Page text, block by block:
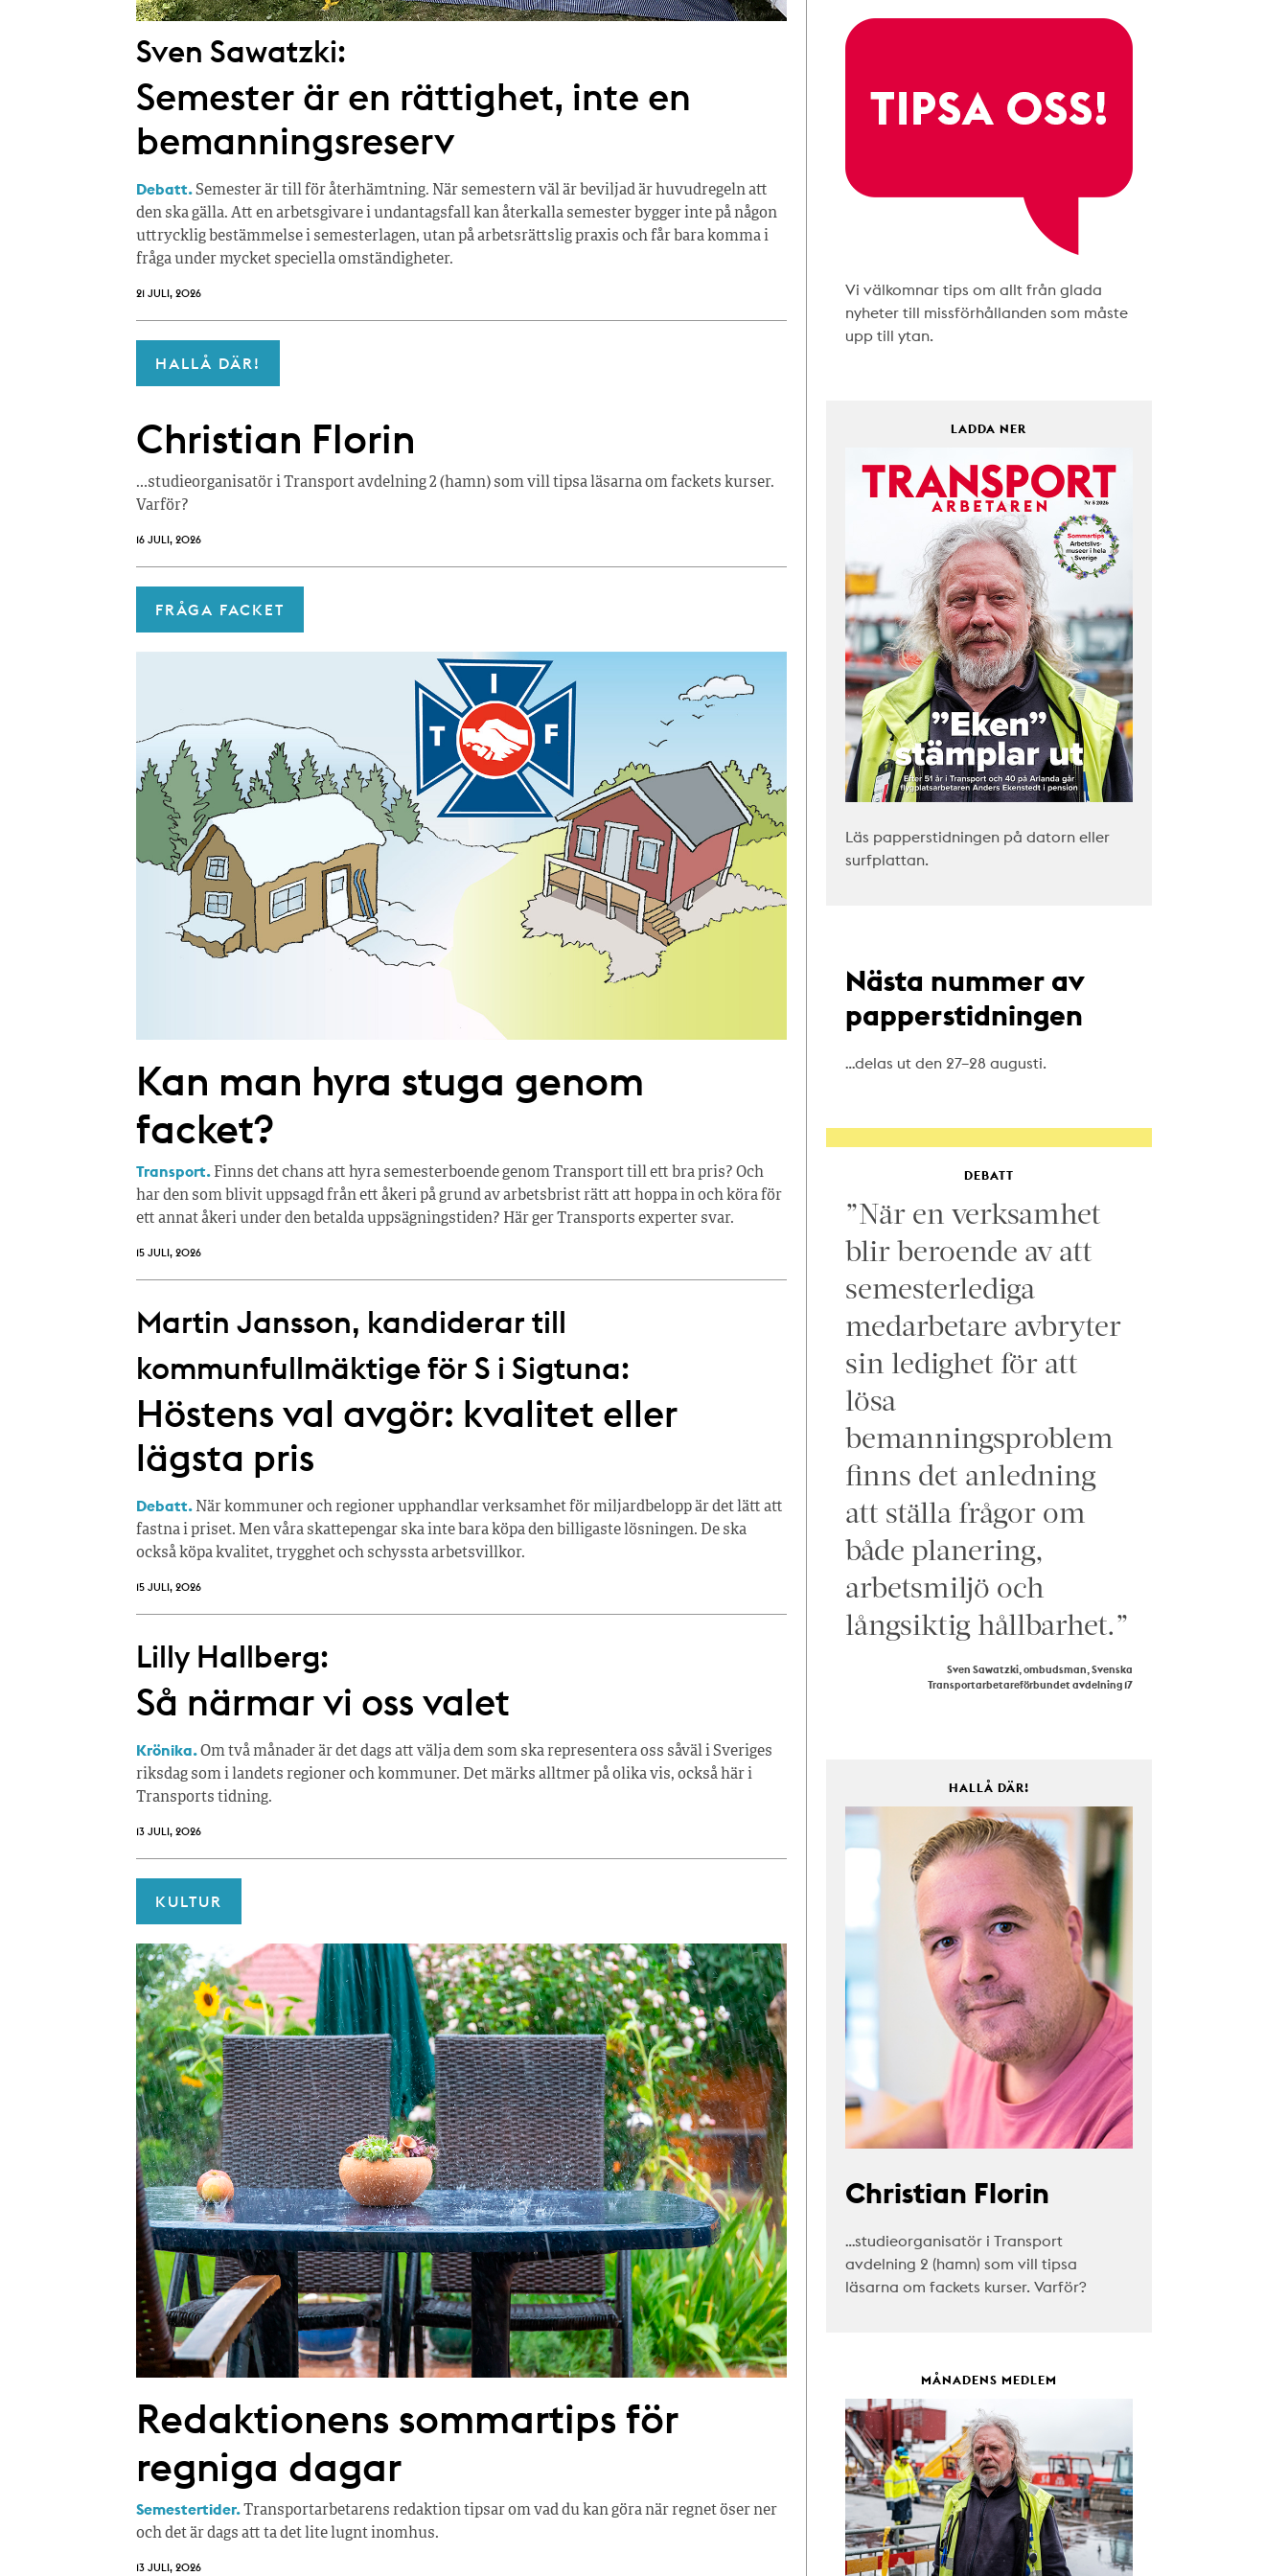
Sven Sawatzki:
Semester är en rättighet, inte en
bemanningsreserv
Debatt.Semester är till för återhämtning. När semestern väl är beviljad är huvudregeln att
den ska gälla. Att en arbetsgivare i undantagsfall kan återkalla semester bygger inte på någon
uttrycklig bestämmelse i semesterlagen, utan på arbetsrättslig praxis och får bara komma i
fråga under mycket speciella omständigheter.
21 JULI, 2026
HALLÅ DÄR!
Christian Florin
…studieorganisatör i Transport avdelning 2 (hamn) som vill tipsa läsarna om fackets kurser.
Varför?
16 JULI, 2026
FRÅGA FACKET
Kan man hyra stuga genom
facket?
Transport. Finns det chans att hyra semesterboende genom Transport till ett bra pris? Och
har den som blivit uppsagd från ett åkeri på grund av arbetsbrist rätt att hoppa in och köra för
ett annat åkeri under den betalda uppsägningstiden? Här ger Transports experter svar.
15 JULI, 2026
Martin Jansson, kandiderar till
kommunfullmäktige för S i Sigtuna:
Höstens val avgör: kvalitet eller
lägsta pris
Debatt. När kommuner och regioner upphandlar verksamhet för miljardbelopp är det lätt att
fastna i priset. Men våra skattepengar ska inte bara köpa den billigaste lösningen. De ska
också köpa kvalitet, trygghet och schyssta arbetsvillkor.
15 JULI, 2026
Lilly Hallberg:
Så närmar vi oss valet
Krönika.Om två månader är det dags att välja dem som ska representera oss såväl i Sveriges
riksdag som i landets regioner och kommuner. Det märks alltmer på olika vis, också här i
Transports tidning.
13 JULI, 2026
KULTUR
Redaktionens sommar­tips för
regniga dagar
Semestertider.Transportarbetarens redaktion tipsar om vad du kan göra när regnet öser ner
och det är dags att ta det lite lugnt inomhus.
13 JULI, 2026
Vi välkomnar tips om allt från glada
nyheter till missförhållanden som måste
upp till ytan.
LADDA NER
Läs papperstidningen på datorn eller
surfplattan.
Nästa nummer av
papperstidningen
…delas ut den 27–28 augusti.
DEBATT
”När en verksamhet
blir beroende av att
semesterlediga
medarbetare avbryter
sin ledighet för att
lösa
bemanningsproblem
finns det anledning
att ställa frågor om
både planering,
arbetsmiljö och
långsiktig hållbarhet.”
Sven Sawatzki, ombudsman, Svenska
Transportarbetareförbundet avdelning 17
HALLÅ DÄR!
Christian Florin
…studieorganisatör i Transport
avdelning 2 (hamn) som vill tipsa
läsarna om fackets kurser. Varför?
MÅNADENS MEDLEM